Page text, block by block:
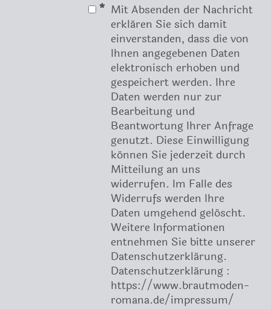
* Mit Absenden der Nachricht
erklären Sie sich damit
einverstanden, dass die von
Ihnen angegebenen Daten
elektronisch erhoben und
gespeichert werden. Ihre
Daten werden nur zur
Bearbeitung und
Beantwortung Ihrer Anfrage
genutzt. Diese Einwilligung
können Sie jederzeit durch
Mitteilung an uns
widerrufen. Im Falle des
Widerrufs werden Ihre
Daten umgehend gelöscht.
Weitere Informationen
entnehmen Sie bitte unserer
Datenschutzerklärung.
Datenschutzerklärung :
https://www.brautmoden-
romana.de/impressum/